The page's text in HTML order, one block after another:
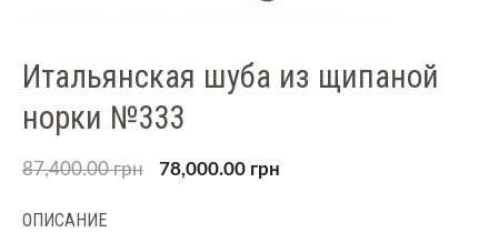
Итальянская шуба из щипаной
норки №333
87,400.00грн 78,000.00 грн
ОПИСАНИЕ